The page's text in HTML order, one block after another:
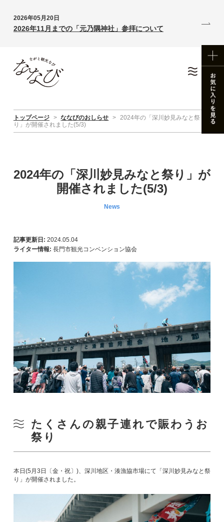
2026年05月20日
2026年11月までの「元乃隅神社」参拝について
トップページ > ななびのおしらせ > 2024年の「深川妙見みなと祭
り」が開催されました(5/3)
2024年の「深川妙見みなと祭り」が
開催されました(5/3)
News
記事更新日: 2024.05.04
ライター情報: 長門市観光コンベンション協会
たくさんの親子連れで賑わうお
祭り
本日(5月3日〔金・祝〕)、深川地区・湊漁協市場にて「深川妙見みなと祭
り」が開催されました。